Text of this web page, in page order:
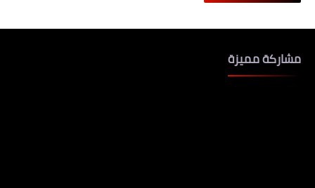
مشاركة مميزة